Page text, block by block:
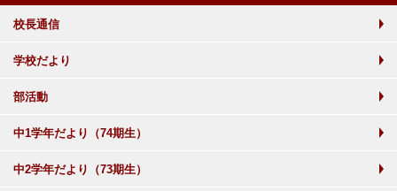
校長通信
学校だより
部活動
中1学年だより（74期生）
中2学年だより（73期生）